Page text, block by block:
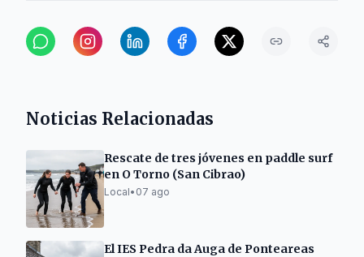
Noticias Relacionadas
Rescate de tres jóvenes en paddle surf
en O Torno (San Cibrao)
Local• 07 ago
El IES Pedra da Auga de Ponteareas